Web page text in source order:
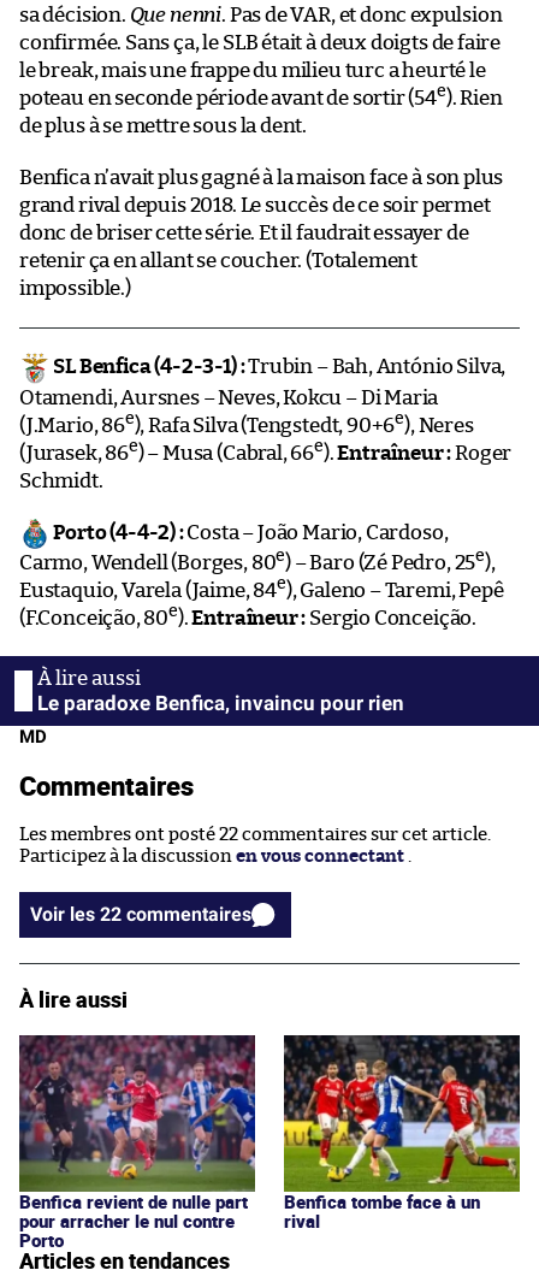
sa décision. Que nenni. Pas de VAR, et donc expulsion
confirmée. Sans ça, le SLB était à deux doigts de faire
le break, mais une frappe du milieu turc a heurté le
poteau en seconde période avant de sortir (54e). Rien
de plus à se mettre sous la dent.
Benfica n’avait plus gagné à la maison face à son plus
grand rival depuis 2018. Le succès de ce soir permet
donc de briser cette série. Et il faudrait essayer de
retenir ça en allant se coucher. (Totalement
impossible.)
SL Benfica (4-2-3-1) :Trubin – Bah, António Silva,
Otamendi, Aursnes – Neves, Kokcu – Di Maria
(J.Mario, 86e), Rafa Silva (Tengstedt, 90+6e), Neres
(Jurasek, 86e) – Musa (Cabral, 66e).Entraîneur :Roger
Schmidt.
Porto (4-4-2) :Costa – João Mario, Cardoso,
Carmo, Wendell (Borges, 80e) – Baro (Zé Pedro, 25e),
Eustaquio, Varela (Jaime, 84e), Galeno – Taremi, Pepê
(F.Conceição, 80e).Entraîneur : Sergio Conceição.
Le paradoxe Benfica, invaincu pour rien
MD
Commentaires
Les membres ont posté 22 commentaires sur cet article.
Participez à la discussion en vous connectant .
Voir les 22 commentaires
À lire aussi
Benfica revient de nulle part
pour arracher le nul contre
Porto
Benfica tombe face à un
rival
Articles en tendances